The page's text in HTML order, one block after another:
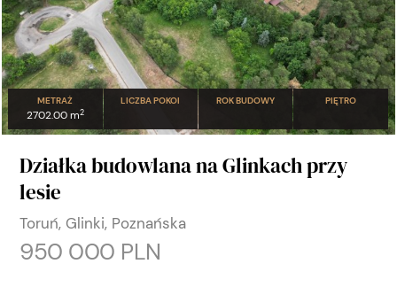
METRAŻ
2702.00 m2
LICZBA POKOI ROK BUDOWY PIĘTRO
Działka budowlana na Glinkach przy
lesie
Toruń, Glinki, Poznańska
950 000 PLN